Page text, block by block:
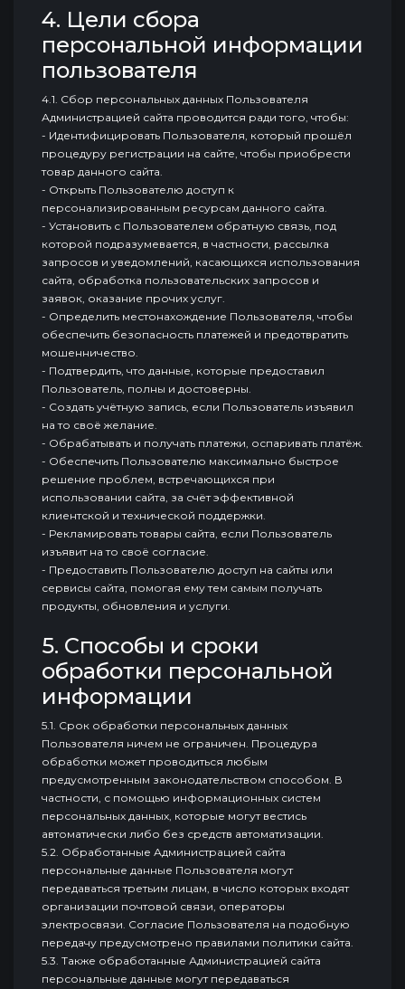
4. Цели сбора
персональной информации
пользователя
4.1. Сбор персональных данных Пользователя
Администрацией сайта проводится ради того, чтобы:
- Идентифицировать Пользователя, который прошёл
процедуру регистрации на сайте, чтобы приобрести
товар данного сайта.
- Открыть Пользователю доступ к
персонализированным ресурсам данного сайта.
- Установить с Пользователем обратную связь, под
которой подразумевается, в частности, рассылка
запросов и уведомлений, касающихся использования
сайта, обработка пользовательских запросов и
заявок, оказание прочих услуг.
- Определить местонахождение Пользователя, чтобы
обеспечить безопасность платежей и предотвратить
мошенничество.
- Подтвердить, что данные, которые предоставил
Пользователь, полны и достоверны.
- Создать учётную запись, если Пользователь изъявил
на то своё желание.
- Обрабатывать и получать платежи, оспаривать платёж.
- Обеспечить Пользователю максимально быстрое
решение проблем, встречающихся при
использовании сайта, за счёт эффективной
клиентской и технической поддержки.
- Рекламировать товары сайта, если Пользователь
изъявит на то своё согласие.
- Предоставить Пользователю доступ на сайты или
сервисы сайта, помогая ему тем самым получать
продукты, обновления и услуги.
5. Способы и сроки
обработки персональной
информации
5.1. Срок обработки персональных данных
Пользователя ничем не ограничен. Процедура
обработки может проводиться любым
предусмотренным законодательством способом. В
частности, с помощью информационных систем
персональных данных, которые могут вестись
автоматически либо без средств автоматизации.
5.2. Обработанные Администрацией сайта
персональные данные Пользователя могут
передаваться третьим лицам, в число которых входят
организации почтовой связи, операторы
электросвязи. Согласие Пользователя на подобную
передачу предусмотрено правилами политики сайта.
5.3. Также обработанные Администрацией сайта
персональные данные могут передаваться